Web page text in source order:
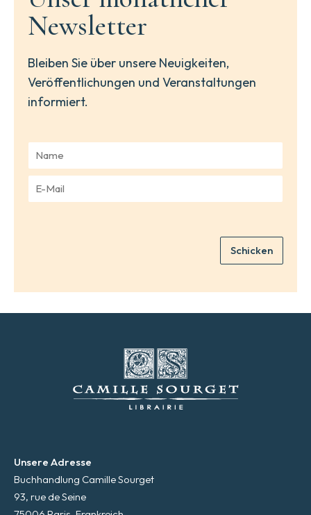
Newsletter
Bleiben Sie über unsere Neuigkeiten,
Veröffentlichungen und Veranstaltungen
informiert.
m
*
Schicken
Unsere Adresse
Buchhandlung Camille Sourget
93, rue de Seine